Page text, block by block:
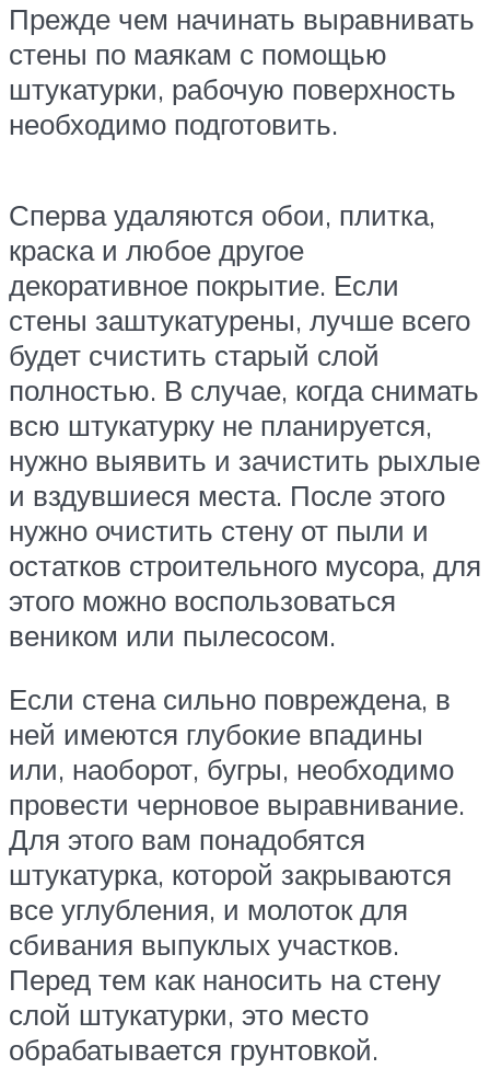
Прежде чем начинать выравнивать
стены по маякам с помощью
штукатурки, рабочую поверхность
необходимо подготовить.
Сперва удаляются обои, плитка,
краска и любое другое
декоративное покрытие. Если
стены заштукатурены, лучше всего
будет счистить старый слой
полностью. В случае, когда снимать
всю штукатурку не планируется,
нужно выявить и зачистить рыхлые
и вздувшиеся места. После этого
нужно очистить стену от пыли и
остатков строительного мусора, для
этого можно воспользоваться
веником или пылесосом.
Если стена сильно повреждена, в
ней имеются глубокие впадины
или, наоборот, бугры, необходимо
провести черновое выравнивание.
Для этого вам понадобятся
штукатурка, которой закрываются
все углубления, и молоток для
сбивания выпуклых участков.
Перед тем как наносить на стену
слой штукатурки, это место
обрабатывается грунтовкой.